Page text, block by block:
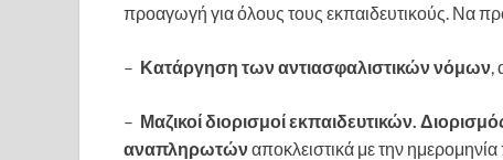
προαγωγή για όλους τους εκπαιδευτικούς. Να
– Κατάργηση των αντιασφαλιστικών νόμων
– Μαζικοί διορισμοί εκπαιδευτικών.
αναπληρωτώναποκλειστικά με την